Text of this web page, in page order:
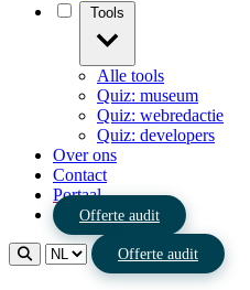
Alle tools
Quiz: museum
Quiz: webredactie
Quiz: developers
Over ons
Contact
Portaal
Offerte audit
Offerte audit